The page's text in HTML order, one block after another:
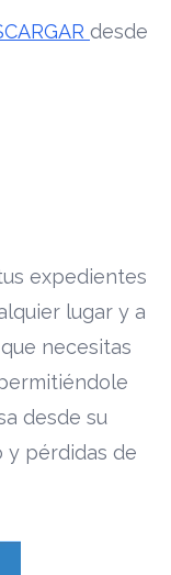
desde
expedientes
lugar y a
necesitas
desde su
y pérdidas de